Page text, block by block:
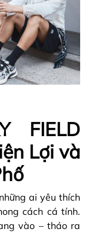
FIELD
Lợi và
ai yêu thích
cách cá tính.
vào – tháo ra